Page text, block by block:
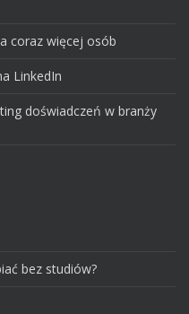
coraz więcej osób
LinkedIn
doświadczeń w branży
bez studiów?